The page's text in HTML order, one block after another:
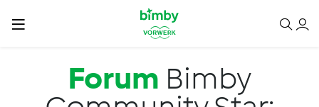
Salta al contenuto principale
Forum Bimby